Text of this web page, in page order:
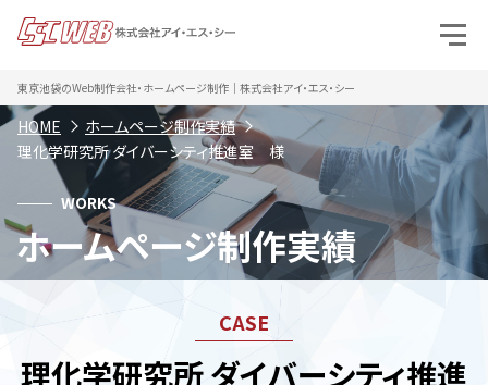
東京池袋のWeb制作会社・ホームページ制作｜株式会社アイ・エス・シー
HOME
ホームページ制作実績
理化学研究所 ダイバーシティ推進室 様
WORKS
ホームページ制作実績
理化学研究所 ダイバーシティ推進